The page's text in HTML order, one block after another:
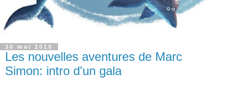
30 mai 2010
Les nouvelles aventures de Marc
Simon: intro d'un gala